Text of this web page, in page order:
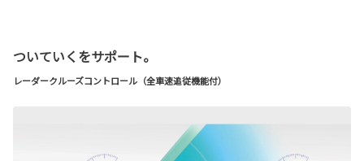
ついていくをサポート。
レーダークルーズコントロール（全車速追従機能付）